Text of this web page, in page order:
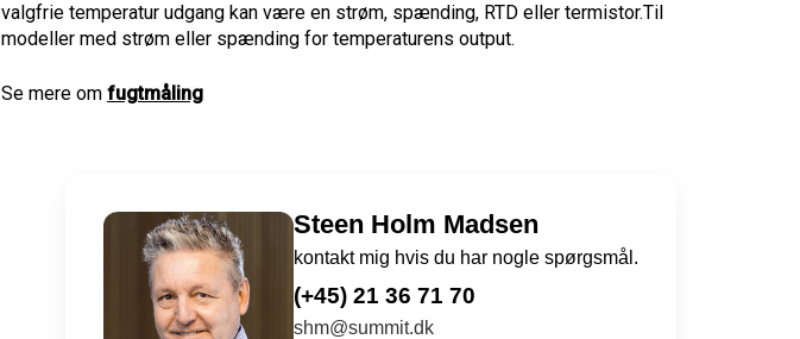
valgfrie temperatur udgang kan være en strøm, spænding, RTD eller termistor.Til
modeller med strøm eller spænding for temperaturens output.
Se mere om fugtmåling
Steen Holm Madsen
kontakt mig hvis du har nogle spørgsmål.
(+45) 21 36 71 70
shm@summit.dk